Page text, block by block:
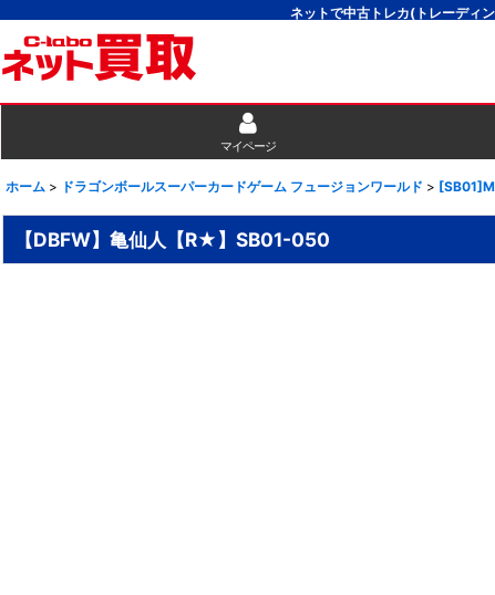
ネットで中古トレカ(トレーディ
マイページ
ホーム > ドラゴンボールスーパーカードゲーム フュージョンワールド >
【DBFW】亀仙人【R★】SB01-050